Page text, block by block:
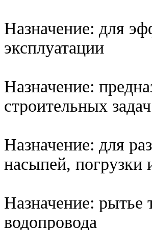
Назначение: для
эксплуатации
Назначение:
строительных задач
Назначение: для
насыпей, погрузки
Назначение:
водопровода